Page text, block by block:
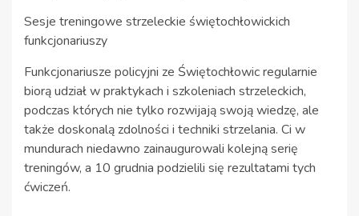
Sesje treningowe strzeleckie świętochłowickich
funkcjonariuszy
Funkcjonariusze policyjni ze Świętochłowic regularnie
biorą udział w praktykach i szkoleniach strzeleckich,
podczas których nie tylko rozwijają swoją wiedzę, ale
także doskonalą zdolności i techniki strzelania. Ci w
mundurach niedawno zainaugurowali kolejną serię
treningów, a 10 grudnia podzielili się rezultatami tych
ćwiczeń.